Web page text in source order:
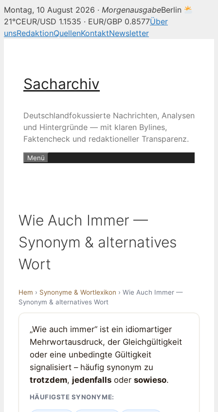
Montag, 10 August 2026 · MorgenausgabeBerlin
21°CEUR/USD 1.1535 · EUR/GBP 0.8577Über
unsRedaktionQuellenKontaktNewsletter
Sacharchiv
Deutschlandfokussierte Nachrichten, Analysen
und Hintergründe — mit klaren Bylines,
Faktencheck und redaktioneller Transparenz.
Menü
Wie Auch Immer —
Synonym & alternatives
Wort
Hem › Synonyme & Wortlexikon › Wie Auch Immer —
Synonym & alternatives Wort
„Wie auch immer“ ist ein idiomartiger
Mehrwortausdruck, der Gleichgültigkeit
oder eine unbedingte Gültigkeit
signalisiert – häufig synonym zu
trotzdem, jedenfallsoder sowieso.
HÄUFIGSTE SYNONYME: